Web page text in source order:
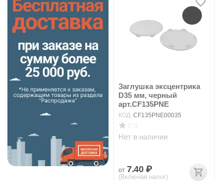
Заглушка эксцентрика
D35 мм, черный
арт.CF135PNE
КОД: CF135PNE00035
Нет в наличии
от 7.40 ₽
(Включая налог)